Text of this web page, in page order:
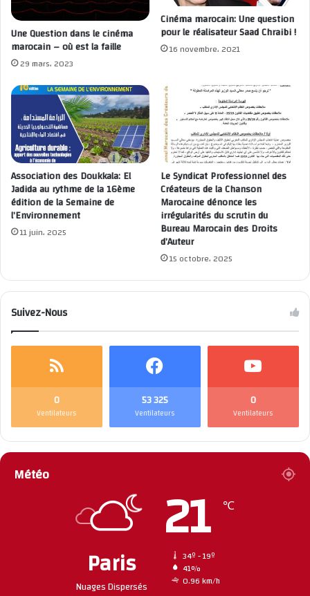
Calligraphie / Entretien À El Jadida
Didier Klein fait parler l’encre arabe
Une Question dans le cinéma
marocain – où est la faille
29 mars، 2023
Cinéma marocain: Une question
pour le réalisateur Saad Chraibi !
16 novembre، 2021
Association des Doukkala: El
Jadida au rythme de la 16ème
édition de la Semaine de
l’Environnement
11 juin، 2025
Le Syndicat Professionnel des
Créateurs de la Chanson
Marocaine dénonce les
irrégularités du scrutin du
Bureau Marocain des Droits
d’Auteur
15 octobre، 2025
Suivez-Nous
0
Ventilateurs
53 325
Ventilateurs
0
Ventilateurs
Météo
Paris
Nuages Dispersés
21 ℃
34º - 19º
41%
0.96 km/h